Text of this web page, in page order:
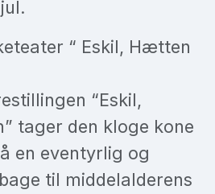
“ Eskil, Hætten
“Eskil,
tager den kloge kone
en eventyrlig og
til middelalderens